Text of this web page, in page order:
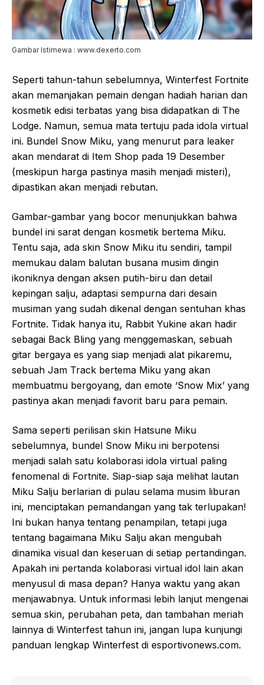
Gambar Istimewa : www.dexerto.com
Seperti tahun-tahun sebelumnya, Winterfest Fortnite
akan memanjakan pemain dengan hadiah harian dan
kosmetik edisi terbatas yang bisa didapatkan di The
Lodge. Namun, semua mata tertuju pada idola virtual
ini. Bundel Snow Miku, yang menurut para leaker
akan mendarat di Item Shop pada 19 Desember
(meskipun harga pastinya masih menjadi misteri),
dipastikan akan menjadi rebutan.
Gambar-gambar yang bocor menunjukkan bahwa
bundel ini sarat dengan kosmetik bertema Miku.
Tentu saja, ada skin Snow Miku itu sendiri, tampil
memukau dalam balutan busana musim dingin
ikoniknya dengan aksen putih-biru dan detail
kepingan salju, adaptasi sempurna dari desain
musiman yang sudah dikenal dengan sentuhan khas
Fortnite. Tidak hanya itu, Rabbit Yukine akan hadir
sebagai Back Bling yang menggemaskan, sebuah
gitar bergaya es yang siap menjadi alat pikaremu,
sebuah Jam Track bertema Miku yang akan
membuatmu bergoyang, dan emote ‘Snow Mix’ yang
pastinya akan menjadi favorit baru para pemain.
Sama seperti perilisan skin Hatsune Miku
sebelumnya, bundel Snow Miku ini berpotensi
menjadi salah satu kolaborasi idola virtual paling
fenomenal di Fortnite. Siap-siap saja melihat lautan
Miku Salju berlarian di pulau selama musim liburan
ini, menciptakan pemandangan yang tak terlupakan!
Ini bukan hanya tentang penampilan, tetapi juga
tentang bagaimana Miku Salju akan mengubah
dinamika visual dan keseruan di setiap pertandingan.
Apakah ini pertanda kolaborasi virtual idol lain akan
menyusul di masa depan? Hanya waktu yang akan
menjawabnya. Untuk informasi lebih lanjut mengenai
semua skin, perubahan peta, dan tambahan meriah
lainnya di Winterfest tahun ini, jangan lupa kunjungi
panduan lengkap Winterfest di esportivonews.com.